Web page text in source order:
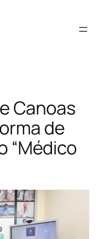
Canoas
de
“Médico